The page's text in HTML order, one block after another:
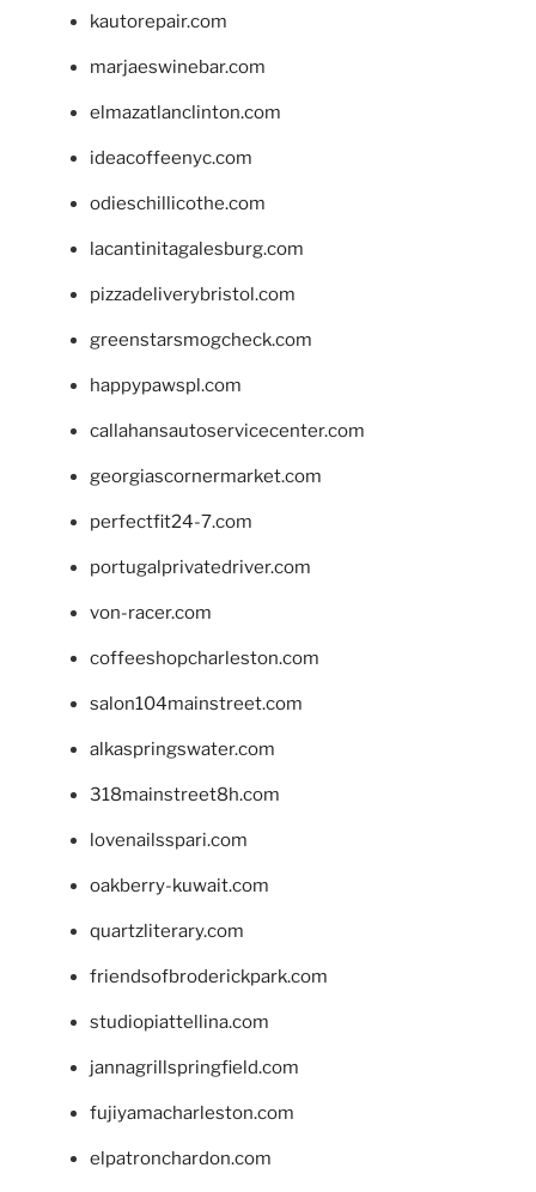
kautorepair.com
marjaeswinebar.com
elmazatlanclinton.com
ideacoffeenyc.com
odieschillicothe.com
lacantinitagalesburg.com
pizzadeliverybristol.com
greenstarsmogcheck.com
happypawspl.com
callahansautoservicecenter.com
georgiascornermarket.com
perfectfit24-7.com
portugalprivatedriver.com
von-racer.com
coffeeshopcharleston.com
salon104mainstreet.com
alkaspringswater.com
318mainstreet8h.com
lovenailsspari.com
oakberry-kuwait.com
quartzliterary.com
friendsofbroderickpark.com
studiopiattellina.com
jannagrillspringfield.com
fujiyamacharleston.com
elpatronchardon.com